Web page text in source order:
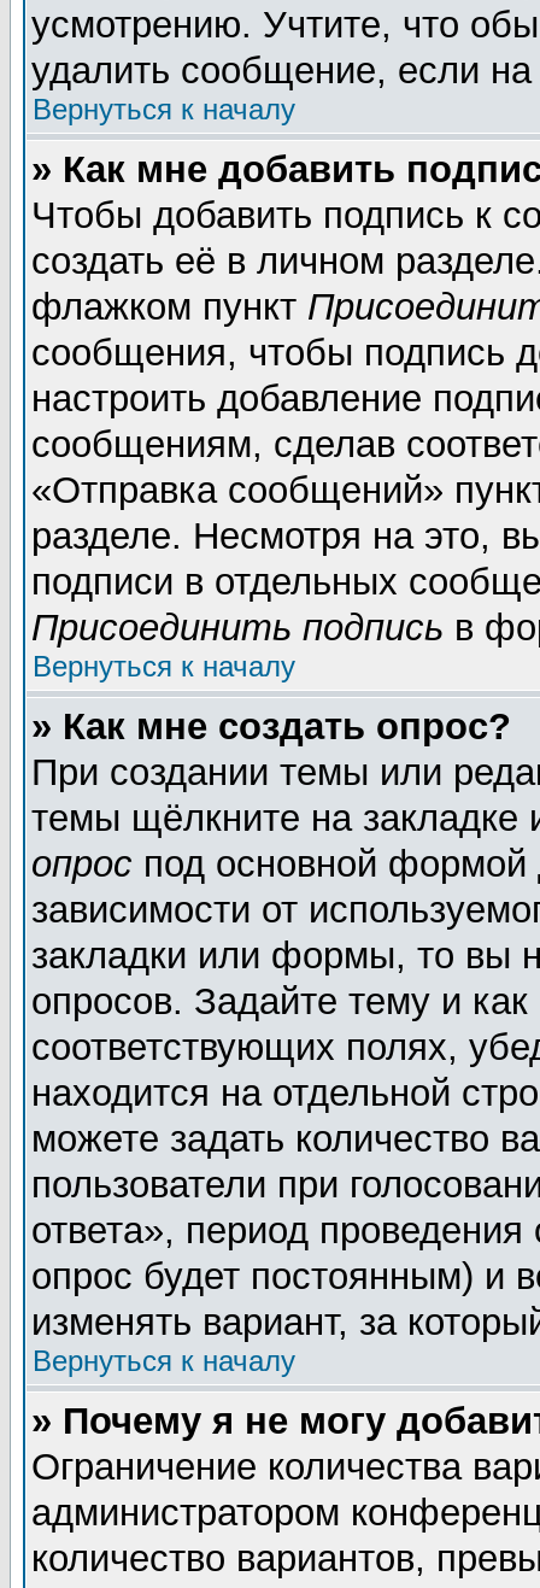
усмотрению. Учтите, что
удалить сообщение, если на
Вернуться к началу
» Как мне добавить
Чтобы добавить подпись к
создать её в личном
флажком пункт
сообщения, чтобы подпись
настроить добавление
сообщениям, сделав
«Отправка сообщений»
разделе. Несмотря на это,
подписи в отдельных
Присоединить подпись в
Вернуться к началу
» Как мне создать опрос?
При создании темы или
темы щёлкните на
опрос под основной
зависимости от
закладки или формы, то вы
опросов. Задайте тему и
соответствующих полях,
находится на отдельной
можете задать количество
пользователи при
ответа», период проведения
опрос будет постоянным) и
изменять вариант, за
Вернуться к началу
» Почему я не могу
Ограничение количества
администратором
количество вариантов,